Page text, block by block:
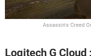
Assassin's Creed
Logitech G